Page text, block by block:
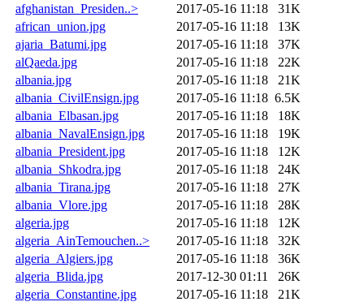
afghanistan_Presiden..>
2017-05-16 11:18
31K
african_union.jpg
2017-05-16 11:18
13K
ajaria_Batumi.jpg
2017-05-16 11:18
37K
alQaeda.jpg
2017-05-16 11:18
22K
albania.jpg
2017-05-16 11:18
21K
albania_CivilEnsign.jpg
2017-05-16 11:18 6.5K
albania_Elbasan.jpg
2017-05-16 11:18
18K
albania_NavalEnsign.jpg
2017-05-16 11:18
19K
albania_President.jpg
2017-05-16 11:18
12K
albania_Shkodra.jpg
2017-05-16 11:18
24K
albania_Tirana.jpg
2017-05-16 11:18
27K
albania_Vlore.jpg
2017-05-16 11:18
28K
algeria.jpg
2017-05-16 11:18
12K
algeria_AinTemouchen..>
2017-05-16 11:18
32K
algeria_Algiers.jpg
2017-05-16 11:18
36K
algeria_Blida.jpg
2017-12-30 01:11
26K
algeria_Constantine.jpg
2017-05-16 11:18
21K